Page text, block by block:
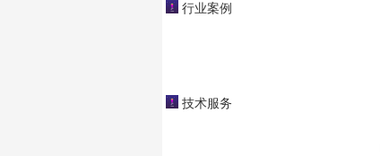
行业案例
技术服务